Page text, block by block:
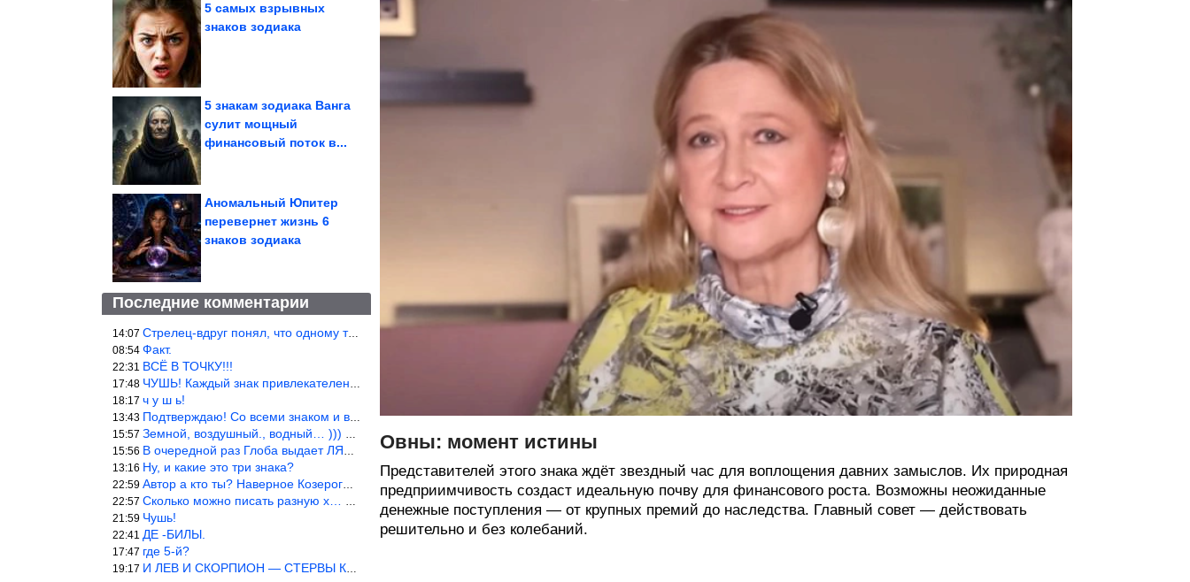
5 самых взрывных
знаков зодиака
5 знакам зодиака Ванга
сулит мощный
финансовый поток в...
Аномальный Юпитер
перевернет жизнь 6
знаков зодиака
Последние комментарии
14:07 Стрелец-вдруг понял, что одному то и жить легче.
08:54 Факт.
22:31 ВСЁ В ТОЧКУ!!!
17:48 ЧУШЬ! Каждый знак привлекателен! И среди Весов, Близнецов встреч
18:17 ч у ш ь!
13:43 Подтверждаю! Со всеми знаком и все одиноки и Я )))
15:57 Земной, воздушный., водный… ))) выбери сам трех из 9 )))
15:56 В очередной раз Глоба выдает ЛЯП! А корректоры, редакторы пропус
13:16 Ну, и какие это три знака?
22:59 Автор а кто ты? Наверное Козерог… Рога жена Рыба наставила ))
22:57 Сколько можно писать разную х… йню? Автор что то обкурился?
21:59 Чушь!
22:41 ДЕ -БИЛЫ.
17:47 где 5-й?
19:17 И ЛЕВ И СКОРПИОН — СТЕРВЫ КАКИХ ЕЩЕ ПОИСКАТЬ НАДО
Овны: момент истины
Представителей этого знака ждёт звездный час для воплощения давних замыслов. Их природная
предприимчивость создаст идеальную почву для финансового роста. Возможны неожиданные
денежные поступления — от крупных премий до наследства. Главный совет — действовать
решительно и без колебаний.